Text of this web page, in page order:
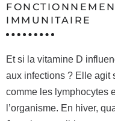
IMMUNITAIRE
Et si la vitamine D
aux infections ? Elle agit
comme les lymphocytes
l’organisme. En hiver,